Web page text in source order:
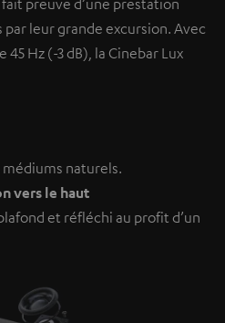
leur grande excursion. Avec
Hz (-3 dB), la Cinebar Lux
médiums naturels.
vers le haut
et réfléchi au profit d’un